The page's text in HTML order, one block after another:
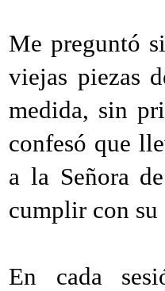
Me preguntó
viejas piezas
medida, sin
confesó que
a la Señora
cumplir con
En cada